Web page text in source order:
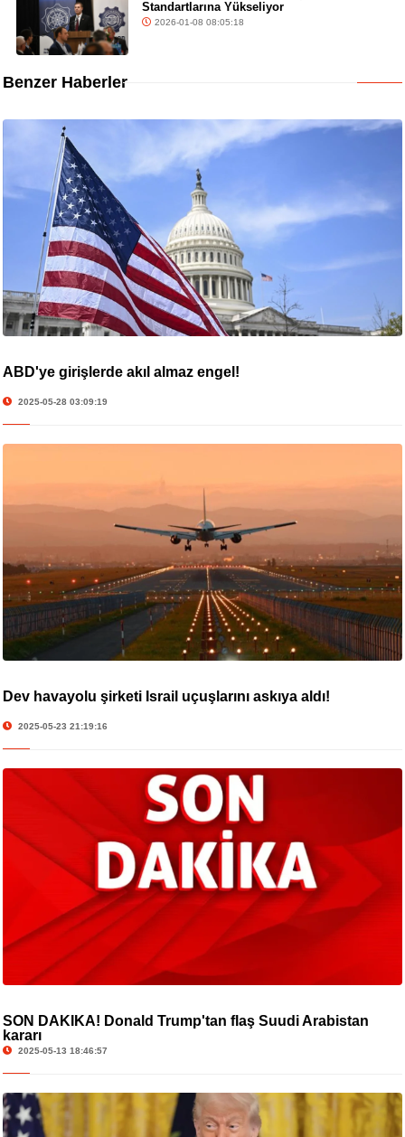
Standartlarına Yükseliyor
2026-01-08 08:05:18
Benzer Haberler
ABD'ye girişlerde akıl almaz engel!
2025-05-28 03:09:19
Dev havayolu şirketi İsrail uçuşlarını askıya aldı!
2025-05-23 21:19:16
SON DAKİKA! Donald Trump'tan flaş Suudi Arabistan
kararı
2025-05-13 18:46:57